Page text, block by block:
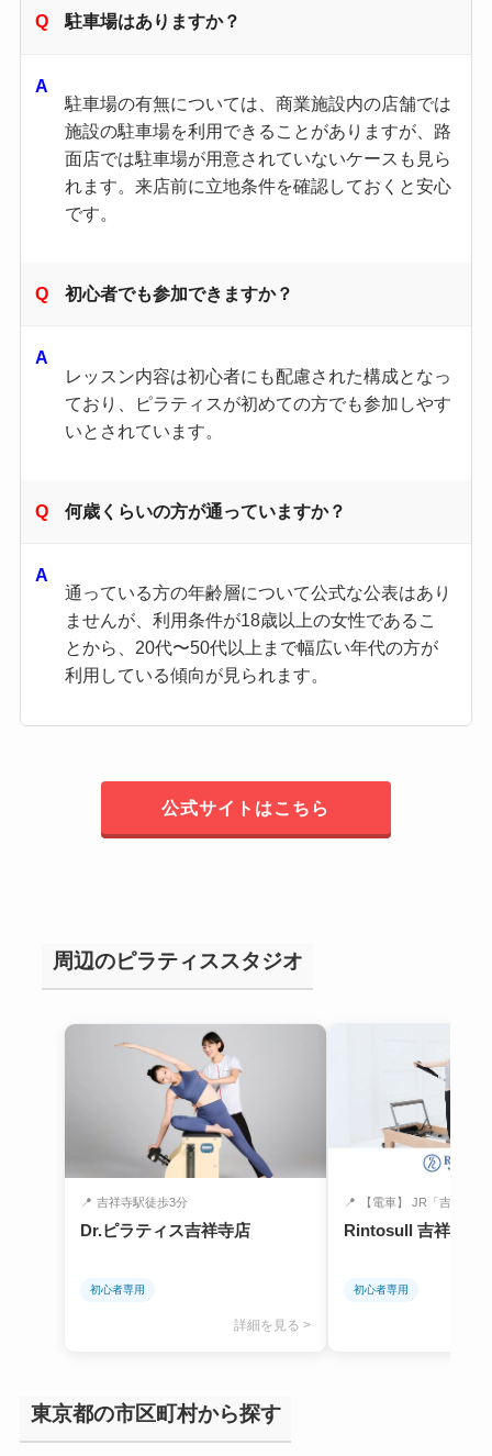
駐車場はありますか？
駐車場の有無については、商業施設内の店舗では
施設の駐車場を利用できることがありますが、路
面店では駐車場が用意されていないケースも見ら
れます。来店前に立地条件を確認しておくと安心
です。
初心者でも参加できますか？
レッスン内容は初心者にも配慮された構成となっ
ており、ピラティスが初めての方でも参加しやす
いとされています。
何歳くらいの方が通っていますか？
通っている方の年齢層について公式な公表はあり
ませんが、利用条件が18歳以上の女性であるこ
とから、20代〜50代以上まで幅広い年代の方が
利用している傾向が見られます。
公式サイトはこちら
周辺のピラティススタジオ
📍 吉祥寺駅徒歩3分
Dr.ピラティス吉祥寺店
初心者専用
詳細を見る >
📍 【電車】 JR「吉祥寺
Rintosull 吉祥寺店
初心者専用
東京都の市区町村から探す